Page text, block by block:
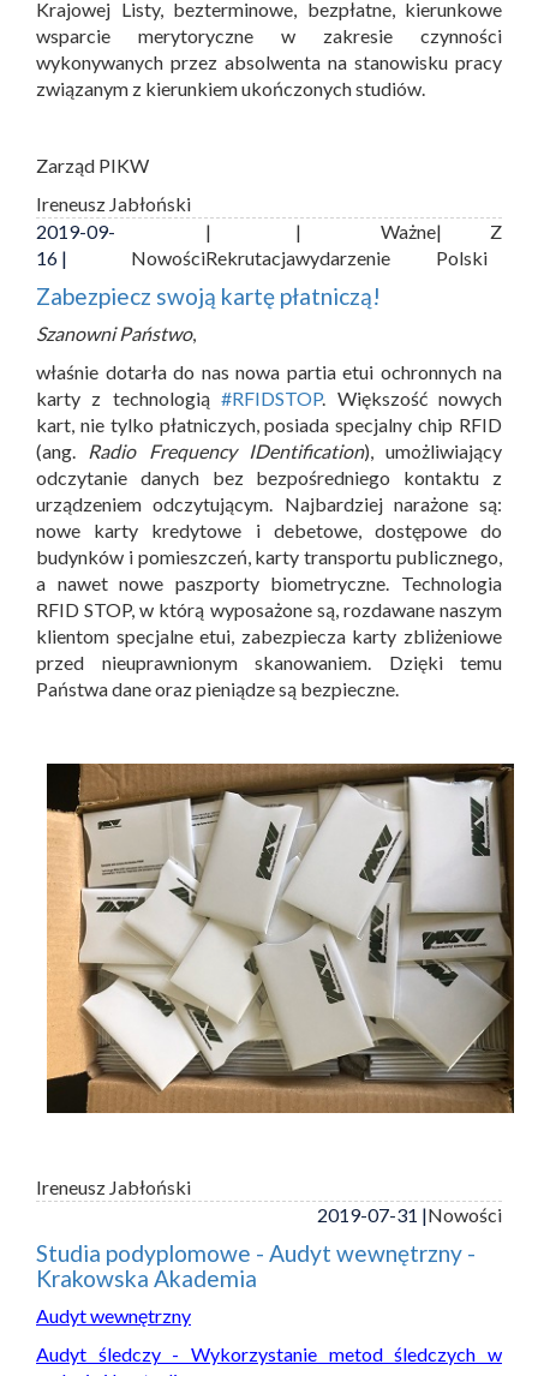
Krajowej Listy, bezterminowe, bezpłatne, kierunkowe
wsparcie merytoryczne w zakresie czynności
wykonywanych przez absolwenta na stanowisku pracy
związanym z kierunkiem ukończonych studiów.
Zarząd PIKW
Ireneusz Jabłoński
2019-09-
16 |
Nowości
|
Rekrutacja
| Ważne
wydarzenie
| Z
Polski
Zabezpiecz swoją kartę płatniczą!
Szanowni Państwo,
właśnie dotarła do nas nowa partia etui ochronnych na
karty z technologią#RFIDSTOP. Większość nowych
kart, nie tylko płatniczych, posiada specjalny chip RFID
(ang. Radio Frequency IDentification), umożliwiający
odczytanie danych bez bezpośredniego kontaktu z
urządzeniem odczytującym. Najbardziej narażone są:
nowe karty kredytowe i debetowe, dostępowe do
budynków i pomieszczeń, karty transportu publicznego,
a nawet nowe paszporty biometryczne. Technologia
RFID STOP, w którą wyposażone są, rozdawane naszym
klientom specjalne etui, zabezpiecza karty zbliżeniowe
przed nieuprawnionym skanowaniem. Dzięki temu
Państwa dane oraz pieniądze są bezpieczne.
Ireneusz Jabłoński
2019-07-31 |Nowości
Studia podyplomowe - Audyt wewnętrzny -
Krakowska Akademia
Audyt wewnętrzny
Audyt śledczy - Wykorzystanie metod śledczych w